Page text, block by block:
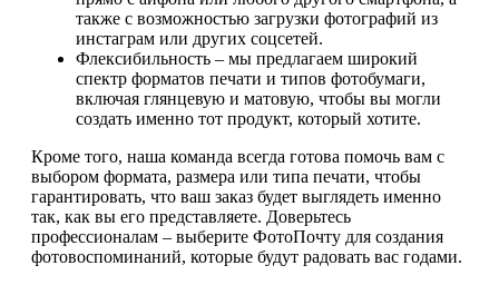
также с возможностью загрузки фотографий из
инстаграм или других соцсетей.
Флексибильность – мы предлагаем широкий
спектр форматов печати и типов фотобумаги,
включая глянцевую и матовую, чтобы вы могли
создать именно тот продукт, который хотите.
Кроме того, наша команда всегда готова помочь вам с
выбором формата, размера или типа печати, чтобы
гарантировать, что ваш заказ будет выглядеть именно
так, как вы его представляете. Доверьтесь
профессионалам – выберите ФотоПочту для создания
фотовоспоминаний, которые будут радовать вас годами.